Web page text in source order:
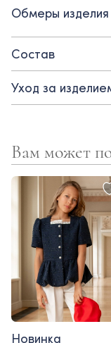
Идеально для
наряд, но и
- съемная брошь-
- объемные рукава
Обмеры изделия
Состав
Уход за
Вам может
Новинка